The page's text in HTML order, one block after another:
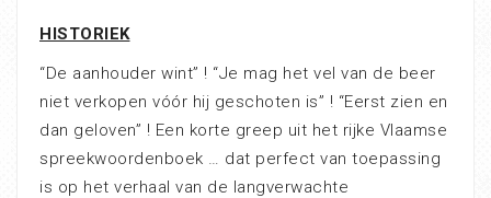
HISTORIEK
“De aanhouder wint” ! “Je mag het vel van de beer
niet verkopen vóór hij geschoten is” ! “Eerst zien en
dan geloven” ! Een korte greep uit het rijke Vlaamse
spreekwoordenboek … dat perfect van toepassing
is op het verhaal van de langverwachte